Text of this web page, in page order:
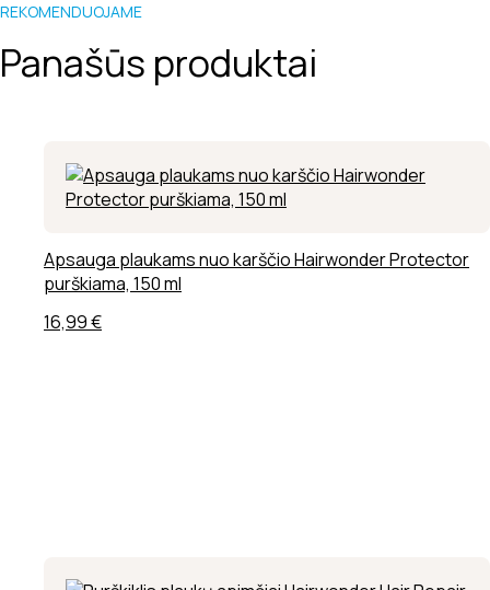
REKOMENDUOJAME
Panašūs produktai
Apsauga plaukams nuo karščio Hairwonder Protector
purškiama, 150 ml
16,99€